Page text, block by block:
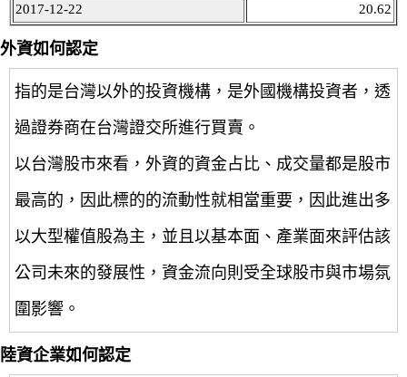
2017-12-22
20.62
外資如何認定
指的是台灣以外的投資機構，是外國機構投資者，透
過證券商在台灣證交所進行買賣。
以台灣股市來看，外資的資金占比、成交量都是股市
最高的，因此標的的流動性就相當重要，因此進出多
以大型權值股為主，並且以基本面、產業面來評估該
公司未來的發展性，資金流向則受全球股市與市場氛
圍影響。
陸資企業如何認定